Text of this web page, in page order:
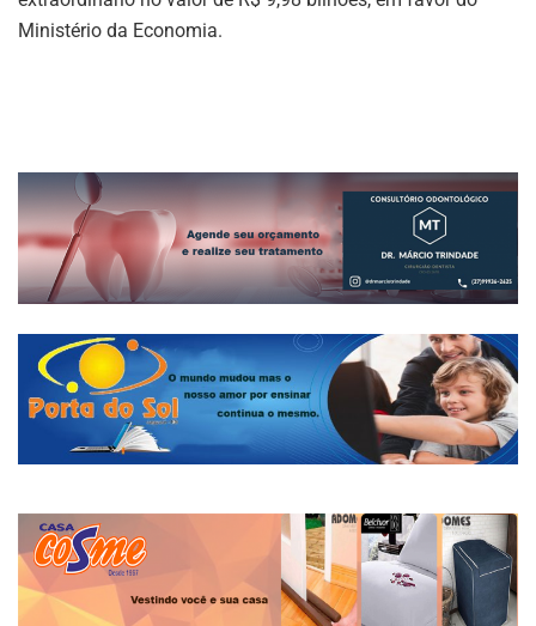
Ministério da Economia.